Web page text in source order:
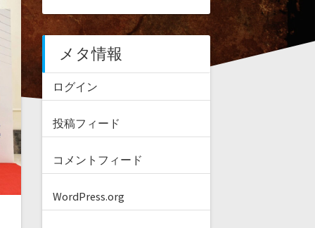
メタ情報
ログイン
投稿フィード
コメントフィード
WordPress.org